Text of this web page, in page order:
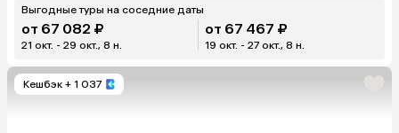
Выгодные туры на соседние даты
от 67 082 ₽
21 окт. - 29 окт., 8 н.
от 67 467 ₽
19 окт. - 27 окт., 8 н.
Кешбэк + 1 037